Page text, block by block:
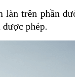
làn trên phần
phép.